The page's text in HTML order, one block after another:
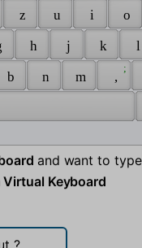
z u i
o
h j k
b n m ,
;
and want to type
Virtual Keyboard
?